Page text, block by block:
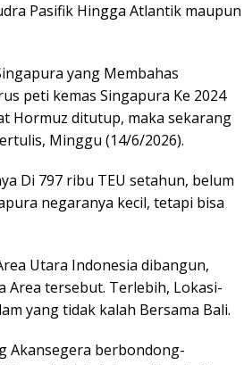
Pasifik Hingga Atlantik maupun
yang Membahas
peti kemas Singapura Ke 2024
Hormuz ditutup, maka sekarang
Minggu (14/6/2026).
Di 797 ribu TEU setahun, belum
negaranya kecil, tetapi bisa
Utara Indonesia dibangun,
Area tersebut. Terlebih, Lokasi-
yang tidak kalah Bersama Bali.
Akansegera berbondong-